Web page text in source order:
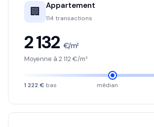
🏢 Appartement
114 transactions
2 132 €/m²
Moyenne à 2 112 €/m²
1 222 € bas médian